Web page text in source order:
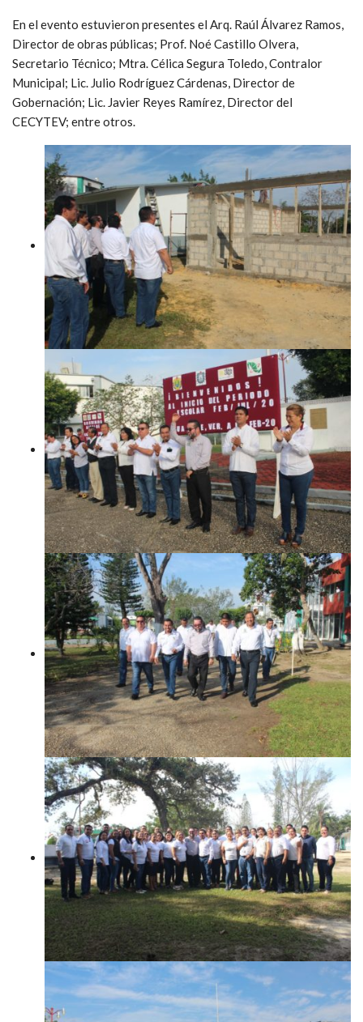
En el evento estuvieron presentes el Arq. Raúl Álvarez Ramos,
Director de obras públicas; Prof. Noé Castillo Olvera,
Secretario Técnico; Mtra. Célica Segura Toledo, Contralor
Municipal; Lic. Julio Rodríguez Cárdenas, Director de
Gobernación; Lic. Javier Reyes Ramírez, Director del
CECYTEV; entre otros.